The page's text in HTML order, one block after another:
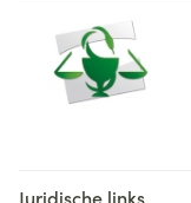
Juridische links